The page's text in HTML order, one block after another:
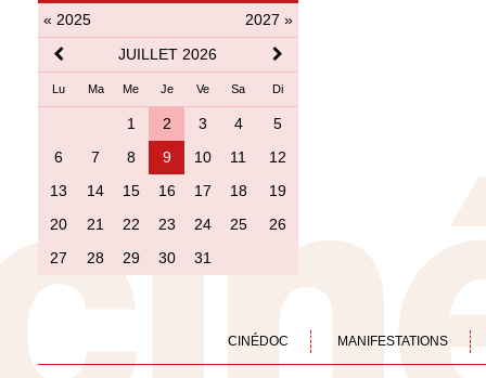
« 2025
2027 »
JUILLET 2026
Lu Ma Me Je Ve Sa Di
1 2 3 4
5
6
7 8 9 10 11
12
13
14 15 16 17 18
19
20
21 22 23 24 25
26
27
28 29 30 31
CINÉDOC MANIFESTATIONS